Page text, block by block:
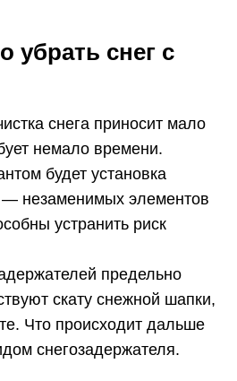
убрать снег с
снега приносит мало
немало времени.
будет установка
— незаменимых элементов
устранить риск
предельно
скату снежной шапки,
Что происходит дальше
снегозадержателя.